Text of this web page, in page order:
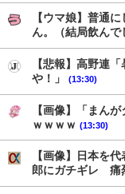
【ウマ娘】普通
ん。（結局飲んで
【悲報】高野連
や！」
(13:30)
【画像】「まん
ｗｗｗｗ (13:30)
【画像】日本を
郎にガチギレ 痛